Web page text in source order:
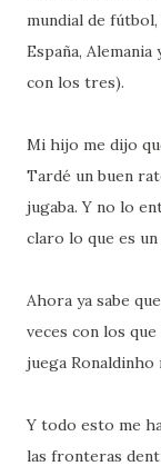
mundial de
España,
con los tres).
Mi hijo me dijo
Tardé un buen
jugaba. Y no lo
claro lo que es un
Ahora ya sabe
veces con los
juega
Y todo esto me
las fronteras